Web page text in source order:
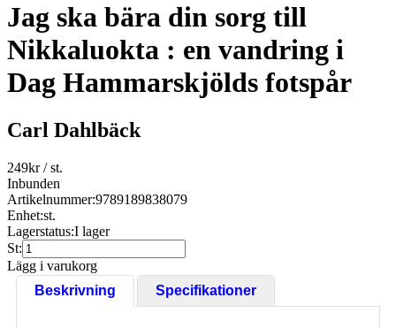
Jag ska bära din sorg till
Nikkaluokta : en vandring i
Dag Hammarskjölds fotspår
Carl Dahlbäck
249kr/ st.
Inbunden
Artikelnummer:9789189838079
Enhet:st.
Lagerstatus:I lager
St:
Lägg i varukorg
Beskrivning
Specifikationer